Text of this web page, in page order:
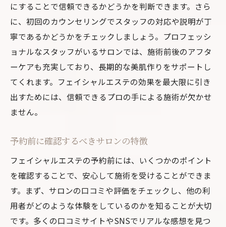
にすることで信頼できるかどうかを判断できます。さら
に、初回のカウンセリングでスタッフの対応や説明が丁
寧であるかどうかをチェックしましょう。プロフェッシ
ョナルなスタッフがいるサロンでは、施術前後のアフタ
ーケアも充実しており、長期的な美肌作りをサポートし
てくれます。フェイシャルエステの効果を最大限に引き
出すためには、信頼できるプロの手による施術が欠かせ
ません。
予約前に確認するべきサロンの特徴
フェイシャルエステの予約前には、いくつかのポイント
を確認することで、安心して施術を受けることができま
す。まず、サロンの口コミや評価をチェックし、他の利
用者がどのような体験をしているのかを知ることが大切
です。多くの口コミサイトやSNSでリアルな感想を見つ